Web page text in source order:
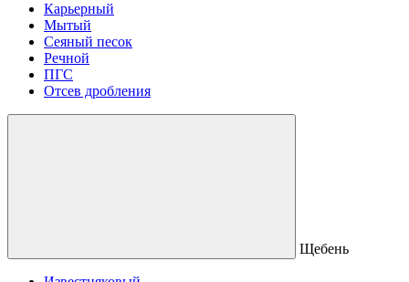
Карьерный
Мытый
Сеяный песок
Речной
ПГС
Отсев дробления
Щебень